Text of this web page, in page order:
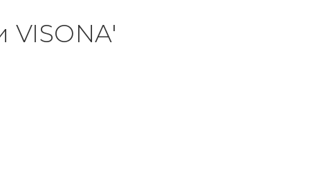
VISONA'